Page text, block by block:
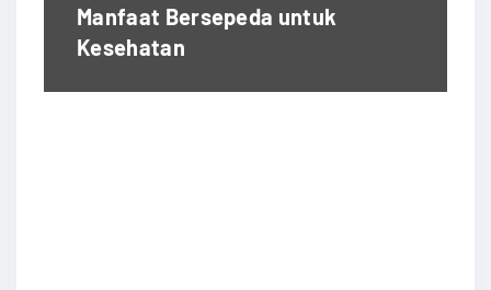
Manfaat Bersepeda untuk
Kesehatan